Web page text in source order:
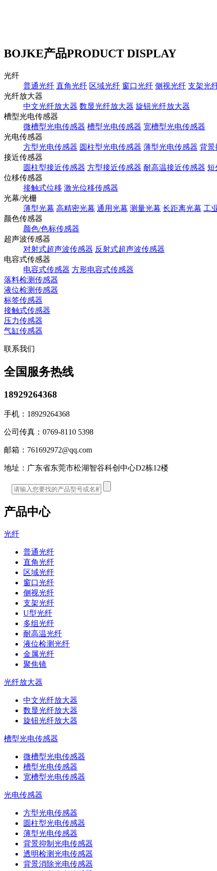
BOJKE产品PRODUCT DISPLAY
光纤
普通光纤 直角光纤 区域光纤 窗口光纤 侧视光纤 支架光
光纤放大器
中文光纤放大器 数显光纤放大器 旋钮光纤放大器
槽型光电传感器
微槽型光电传感器 槽型光电传感器 宽槽型光电传感器
光电传感器
方型光电传感器 圆柱型光电传感器 薄型光电传感器 背景
接近传感器
圆柱型接近传感器 方型接近传感器 耐高温接近传感器 短
位移传感器
接触式位移 激光位移传感器
光幕/光栅
薄型光幕 高精密光幕 通用光幕 测量光幕 长距离光幕 工
颜色传感器
颜色/色标传感器
超声波传感器
对射式超声波传感器 反射式超声波传感器
电容式传感器
电容式传感器 方形电容式传感器
落料检测传感器
液位检测传感器
标签传感器
接触式传感器
压力传感器
气缸传感器
联系我们
全国服务热线
18929264368
手机： 18929264368
公司传真： 0769-8110 5398
邮箱： 761692972@qq.com
地址： 广东省东莞市松湖智谷科创中心D2栋12楼
产品中心
光纤
普通光纤
直角光纤
区域光纤
窗口光纤
侧视光纤
支架光纤
U型光纤
多组光纤
耐高温光纤
液位检测光纤
金属光纤
聚焦镜
光纤放大器
中文光纤放大器
数显光纤放大器
旋钮光纤放大器
槽型光电传感器
微槽型光电传感器
槽型光电传感器
宽槽型光电传感器
光电传感器
方型光电传感器
圆柱型光电传感器
薄型光电传感器
背景抑制光电传感器
透明检测光电传感器
背景消除光电传感器